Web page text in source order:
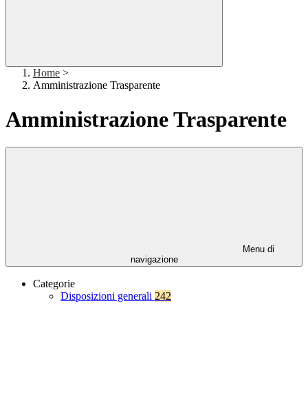
Home >
Amministrazione Trasparente
Amministrazione Trasparente
Menu di
navigazione
Categorie
Disposizioni generali 242